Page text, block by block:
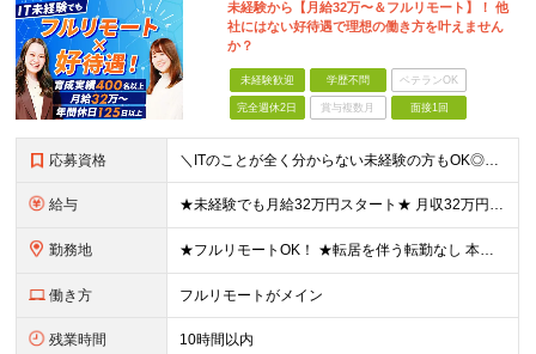
未経験から【月給32万〜＆フルリモート】！ 他
社にはない好待遇で理想の働き方を叶えません
か？
未経験歓迎 学歴不問 ベテランOK
完全週休2日 賞与複数月 面接1回
応募資格 ＼ITのことが全く分からない未経験の方もOK◎／≪ポテンシャル採用実施中≫ ★未経験OK！フリータからの正社員デビューもOK！ ★学歴不問 ≪こんな方にピッタリです！≫ ◎未経験から本気でエンジニア
給与 ★未経験でも月給32万円スタート★ 月収32万円～35万円＋各種手当（資格手当だけで毎月15万の上乗せ実績あり！） ★資格手当豊富！1資格につき最大3万円支給 ★功績手当の導入で、毎月のお給与に上乗
勤務地 ★フルリモートOK！ ★転居を伴う転勤なし 本社またはプロジェクト先にて勤務いただきます！ ※プロジェクト先は一都三県及び23区内がメイン 【本社】 東京都新宿区神楽坂1-2 研究社英語センタービ
働き方 フルリモートがメイン
残業時間 10時間以内